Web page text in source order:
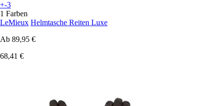
+-3
1 Farben
LeMieux Helmtasche Reiten Luxe
Ab 89,95 €
68,41 €